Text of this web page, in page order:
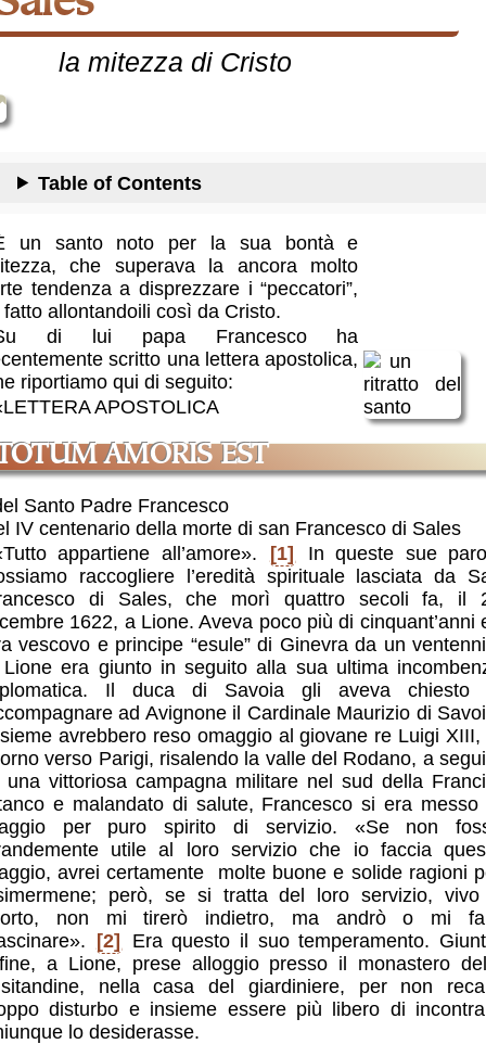
la mitezza di Cristo
Table of Contents
un santo noto per la sua bontà e
che superava la ancora molto
tendenza a disprezzare i “peccatori”,
fatto allontandoili così da Cristo.
di lui papa Francesco ha
scritto una lettera apostolica,
riportiamo qui di seguito:
APOSTOLICA
TOTUM AMORIS EST
Santo Padre Francesco
IV centenario della morte di san Francesco di Sales
appartiene all’amore».
[1]
In queste sue
raccogliere l’eredità spirituale lasciata da
di Sales, che morì quattro secoli fa, il
1622, a Lione. Aveva poco più di cinquant’anni
vescovo e principe “esule” di Ginevra da un
era giunto in seguito alla sua ultima
Il duca di Savoia gli aveva chiesto
ad Avignone il Cardinale Maurizio di
avrebbero reso omaggio al giovane re Luigi XIII,
verso Parigi, risalendo la valle del Rodano, a
una vittoriosa campagna militare nel sud della
e malandato di salute, Francesco si era messo
per puro spirito di servizio. «Se non
utile al loro servizio che io faccia
avrei certamente molte buone e solide ragioni
però, se si tratta del loro servizio,
non mi tirerò indietro, ma andrò o mi
[2]
Era questo il suo temperamento.
a Lione, prese alloggio presso il monastero
nella casa del giardiniere, per non
disturbo e insieme essere più libero di
lo desiderasse.